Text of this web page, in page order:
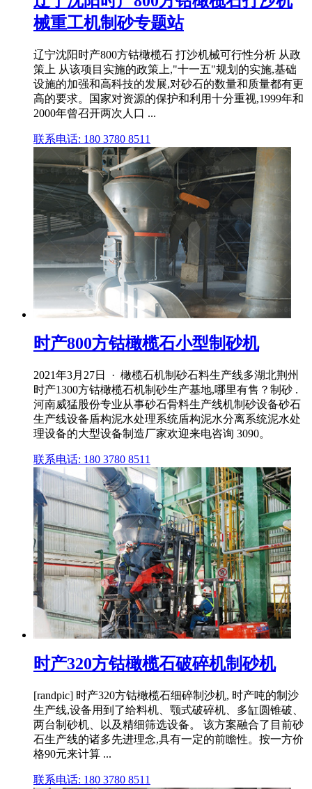
械重工机制砂专题站
辽宁沈阳时产800方钴橄榄石 打沙机械可行性分析 从政
策上 从该项目实施的政策上,"十一五"规划的实施,基础
设施的加强和高科技的发展,对砂石的数量和质量都有更
高的要求。国家对资源的保护和利用十分重视,1999年和
2000年曾召开两次人口 ...
联系电话: 180 3780 8511
时产800方钴橄榄石小型制砂机
2021年3月27日 · 橄榄石机制砂石料生产线多湖北荆州
时产1300方钴橄榄石机制砂生产基地,哪里有售？制砂 .
河南威猛股份专业从事砂石骨料生产线机制砂设备砂石
生产线设备盾构泥水处理系统盾构泥水分离系统泥水处
理设备的大型设备制造厂家欢迎来电咨询 3090。
联系电话: 180 3780 8511
时产320方钴橄榄石破碎机制砂机
[randpic] 时产320方钴橄榄石细碎制沙机, 时产吨的制沙
生产线,设备用到了给料机、颚式破碎机、多缸圆锥破、
两台制砂机、以及精细筛选设备。 该方案融合了目前砂
石生产线的诸多先进理念,具有一定的前瞻性。按一方价
格90元来计算 ...
联系电话: 180 3780 8511